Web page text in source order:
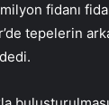
fidanı
tepelerin